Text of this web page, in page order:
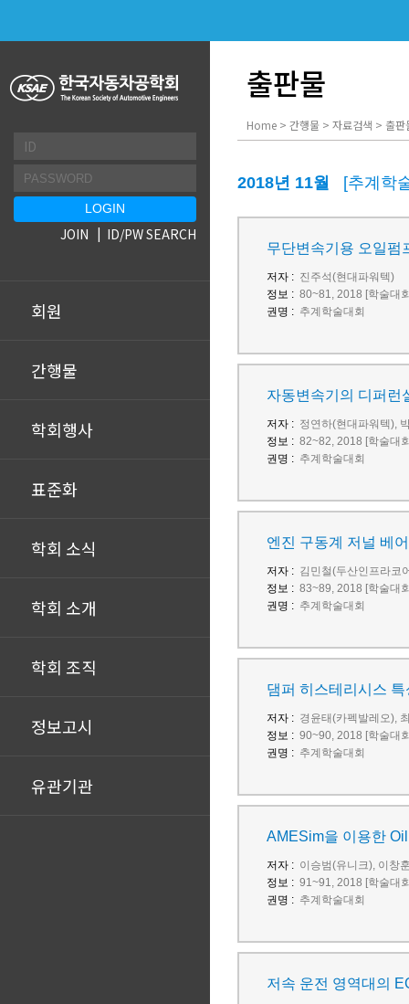
회원
간행물
학회행사
표준화
학회 소식
학회 소개
학회 조직
정보고시
유관기관
JOIN ID/PW SEARCH
출판물
Home > 간행물 > 자료검색 > 출판
2018년 11월 [추계학
무단변속기용 오일펌
저자 : 진주석(현대파워텍)
정보 : 80~81, 2018 [학술대
권명 : 추계학술대회
자동변속기의 디퍼런
저자 : 정연하(현대파워텍),
정보 : 82~82, 2018 [학술대
권명 : 추계학술대회
엔진 구동계 저널 베
저자 : 김민철(두산인프라코
정보 : 83~89, 2018 [학술대
권명 : 추계학술대회
댐퍼 히스테리시스
저자 : 경윤태(카펙발레오),
정보 : 90~90, 2018 [학술대
권명 : 추계학술대회
AMESim을 이용한
저자 : 이승범(유니크), 이창
정보 : 91~91, 2018 [학술대
권명 : 추계학술대회
저속 운전 영역대의